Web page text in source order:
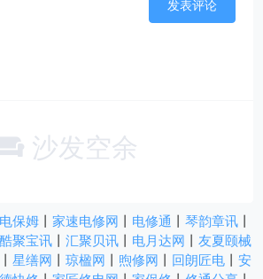
沙发空余
保姆 家速电修网 电修通 琴韵章讯
酷聚宝讯 汇聚贝讯 电月达网
友夏颐械
星缮网 琼楹网 煦修网 回朗匠电
安